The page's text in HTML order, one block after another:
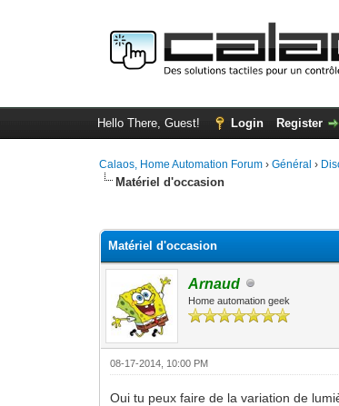
Hello There, Guest! Login Register
Calaos, Home Automation Forum ›Général ›
Matériel d'occasion
Matériel d'occasion
Arnaud
Home automation geek
08-17-2014, 10:00 PM
Oui tu peux faire de la variation de